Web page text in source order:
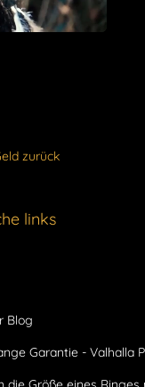
zurück
links
Blog
Garantie - Valhalla